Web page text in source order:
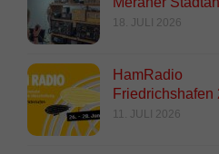
18. JULI 2026
HamRadio
Friedrichshafen
11. JULI 2026